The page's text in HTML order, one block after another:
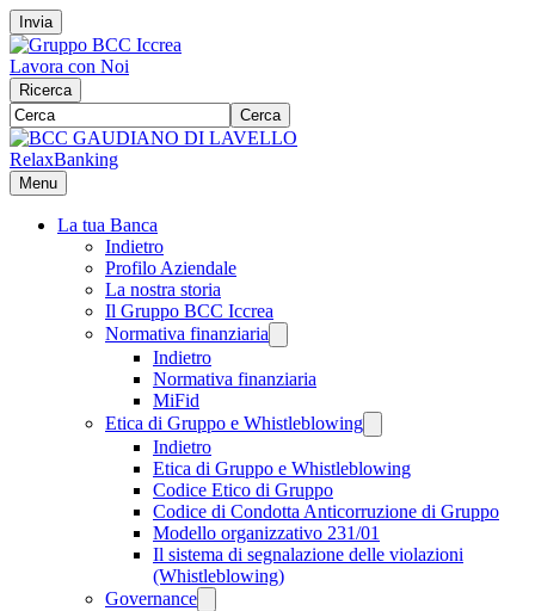
Invia
Lavora con Noi
Ricerca
Cerca
RelaxBanking
Menu
La tua Banca
Indietro
Profilo Aziendale
La nostra storia
Il Gruppo BCC Iccrea
Normativa finanziaria
Indietro
Normativa finanziaria
MiFid
Etica di Gruppo e Whistleblowing
Indietro
Etica di Gruppo e Whistleblowing
Codice Etico di Gruppo
Codice di Condotta Anticorruzione di Gruppo
Modello organizzativo 231/01
Il sistema di segnalazione delle violazioni
(Whistleblowing)
Governance